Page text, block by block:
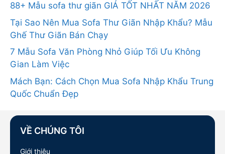
88+ Mẫu sofa thư giãn GIÁ TỐT NHẤT NĂM 2026
Tại Sao Nên Mua Sofa Thư Giãn Nhập Khẩu? Mẫu
Ghế Thư Giãn Bán Chạy
7 Mẫu Sofa Văn Phòng Nhỏ Giúp Tối Ưu Không
Gian Làm Việc
Mách Bạn: Cách Chọn Mua Sofa Nhập Khẩu Trung
Quốc Chuẩn Đẹp
VỀ CHÚNG TÔI
Giới thiệu